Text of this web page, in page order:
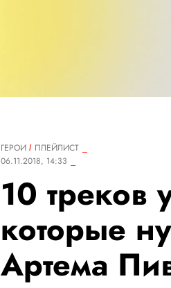
ГЕРОИ
ПЛЕЙЛИСТ
06.11.2018, 14:33
10 треков
которые
Артема